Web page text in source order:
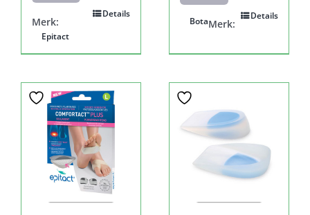
Details
Merk:
Epitact
Details
Merk:
Bota